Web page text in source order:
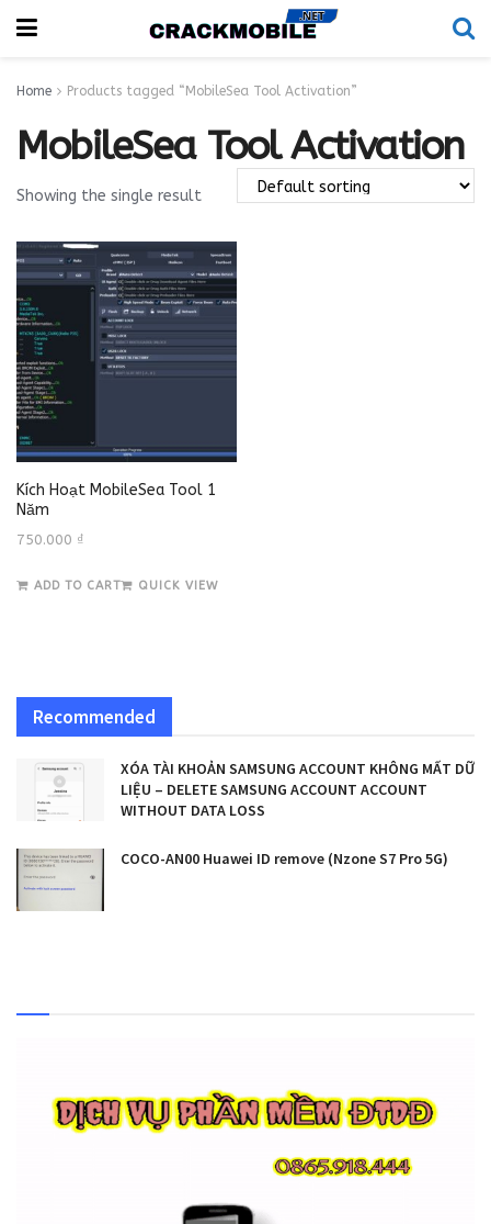
Home Products tagged “MobileSea Tool Activation”
MobileSea Tool Activation
Showing the single result
Kích Hoạt MobileSea Tool 1
Năm
750.000 ₫
ADD TO CART QUICK VIEW
Recommended
XÓA TÀI KHOẢN SAMSUNG ACCOUNT KHÔNG MẤT DỮ
LIỆU – DELETE SAMSUNG ACCOUNT ACCOUNT
WITHOUT DATA LOSS
COCO-AN00 Huawei ID remove (Nzone S7 Pro 5G)